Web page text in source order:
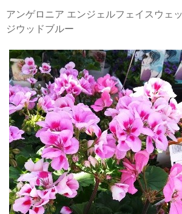
アンゲロニア エンジェルフェイスウェッ
ジウッドブルー